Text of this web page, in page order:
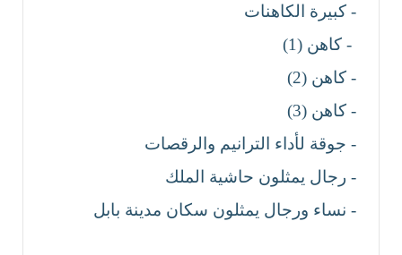
- كبيرة الكاهنات
- كاهن (1)
- كاهن (2)
- كاهن (3)
- جوقة لأداء الترانيم والرقصات
- رجال يمثلون حاشية الملك
- نساء ورجال يمثلون سكان مدينة بابل